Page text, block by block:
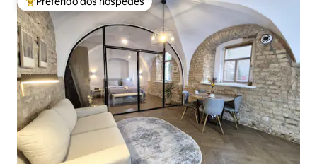
Entre os melhores preferidos dos hóspedes